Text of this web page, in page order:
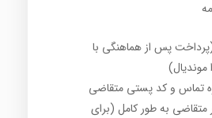
پس از هماهنگی با
موندیال)
تماس و کد پستی متقاضی
متقاضی به طور کامل (برای